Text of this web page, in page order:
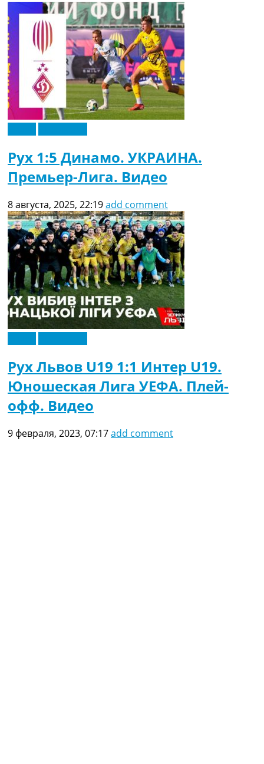
Рух 1:5 Динамо. УКРАИНА.
Премьер-Лига. Видео
8 августа, 2025, 22:19add comment
Рух Львов U19 1:1 Интер U19.
Юношеская Лига УЕФА. Плей-
офф. Видео
9 февраля, 2023, 07:17add comment